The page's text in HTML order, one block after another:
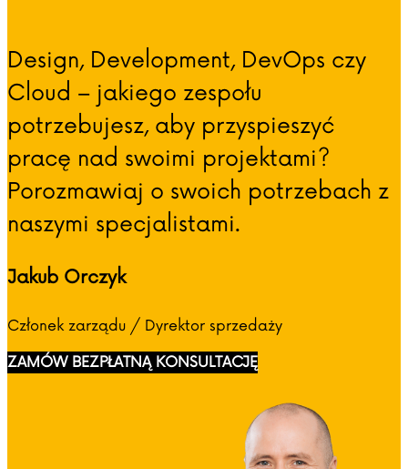
Design, Development, DevOps czy
Cloud – jakiego zespołu
potrzebujesz, aby przyspieszyć
pracę nad swoimi projektami?
Porozmawiaj o swoich potrzebach z
naszymi specjalistami.
Jakub Orczyk
Członek zarządu / Dyrektor sprzedaży
ZAMÓW BEZPŁATNĄ KONSULTACJĘ